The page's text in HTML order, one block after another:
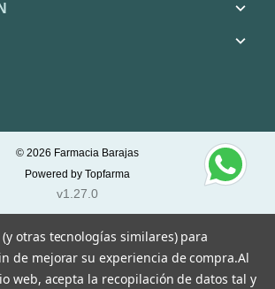
© 2026 Farmacia Barajas
Powered by Topfarma
v1.27.0
otras tecnologías similares) para
de mejorar su experiencia de compra.Al
web, acepta la recopilación de datos tal y